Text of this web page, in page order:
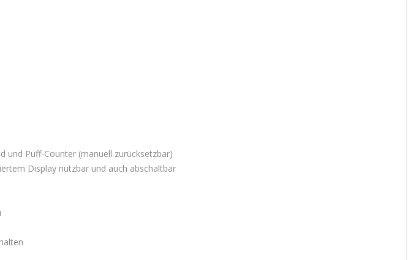
und Puff-Counter (manuell zurücksetzbar)
Display nutzbar und auch abschaltbar